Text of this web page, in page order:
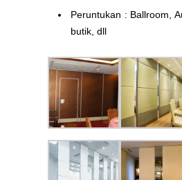
Peruntukan : Ballroom,
butik, dll